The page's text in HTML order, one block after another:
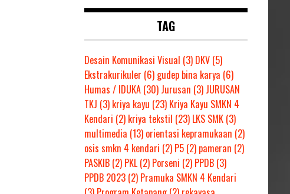
TAG
Desain Komunikasi Visual (3) DKV(5)
Ekstrakurikuler (6) gudep bina karya (6)
Humas / IDUKA(30) Jurusan (3) JURUSAN
TKJ (3) kriya kayu (23) Kriya Kayu SMKN 4
Kendari (2) kriya tekstil (23) LKS SMK(3)
multimedia (13) orientasi kepramukaan (2)
osis smkn 4 kendari (2) P5(2) pameran (2)
PASKIB(2) PKL(2) Porseni (2) PPDB(3)
PPDB 2023(2) Pramuka SMKN 4 Kendari